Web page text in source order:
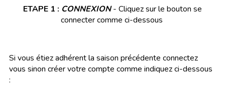
ETAPE 1 : CONNEXION - Cliquez sur le bouton se
connecter comme ci-dessous
Si vous étiez adhérent la saison précédente connectez
vous sinon créer votre compte comme indiquez ci-dessous
: